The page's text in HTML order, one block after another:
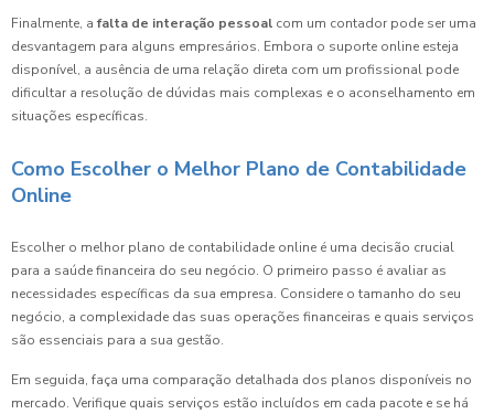
Finalmente, a falta de interação pessoal com um contador pode ser uma
desvantagem para alguns empresários. Embora o suporte online esteja
disponível, a ausência de uma relação direta com um profissional pode
dificultar a resolução de dúvidas mais complexas e o aconselhamento em
situações específicas.
Como Escolher o Melhor Plano de Contabilidade
Online
Escolher o melhor plano de contabilidade online é uma decisão crucial
para a saúde financeira do seu negócio. O primeiro passo é avaliar as
necessidades específicas da sua empresa. Considere o tamanho do seu
negócio, a complexidade das suas operações financeiras e quais serviços
são essenciais para a sua gestão.
Em seguida, faça uma comparação detalhada dos planos disponíveis no
mercado. Verifique quais serviços estão incluídos em cada pacote e se há